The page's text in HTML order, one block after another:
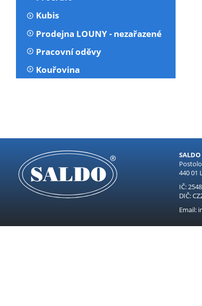
Kubis
Prodejna LOUNY - nezařazené
Pracovní oděvy
Kouřovina
440 01
IČ:
DIČ:
Email: